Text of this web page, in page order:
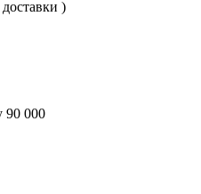
доставки )
90 000